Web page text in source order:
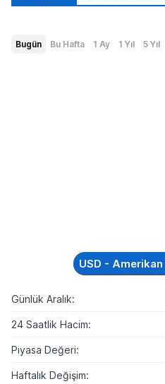
Bugün Bu Hafta 1 Ay 1 Yıl 5 Yıl
USD - Amerikan
Günlük Aralık:
24 Saatlik Hacim:
Piyasa Değeri:
Haftalık Değişim: